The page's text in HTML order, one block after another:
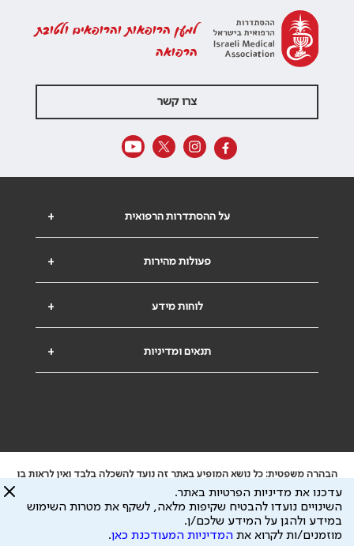
למען הרופאות והרופאים ולטובת
הרפואה
צרו קשר
+ על ההסתדרות הרפואית
+ פעולות מהירות
+ לוחות מידע
+ תנאים ומדיניות
הבהרה משפטית: כל נושא המופיע באתר זה נועד להשכלה בלבד ואין לראות בו
ייעוץ רפואי או משפטי. אין הר"י אחראית לתוכן המתפרסם באתר זה ולכל נזק
שעלול להיגרם.
ידוע לי שהר"י אוספת ושומרת מידע אישי לצורך מתן השרות וכי חלק ממנו עשוי
להיות מועבר לצדדים שלישיים, הכל בכפוף למדיניות הפרטיות
עדכנו את מדיניות הפרטיות באתר.
השינויים נועדו להבטיח שקיפות מלאה, לשקף את מטרות השימוש
במידע ולהגן על המידע שלכם/ן.
מוזמנים/ות לקרוא את המדיניות המעודכנת כאן.